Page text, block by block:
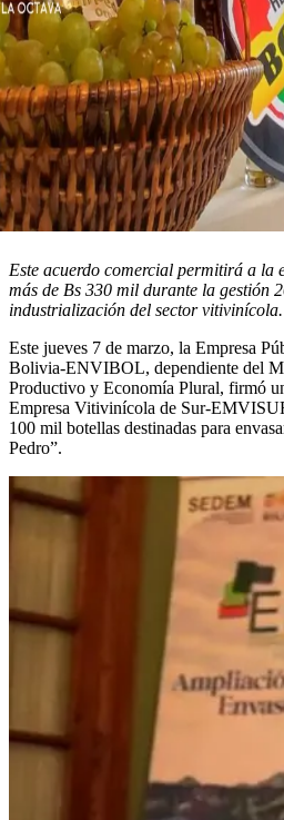
Este acuerdo comercial permitirá a la
más de Bs 330 mil durante la gestión
industrialización del sector vitivinícola.
Este jueves 7 de marzo, la Empresa
Bolivia-ENVIBOL, dependiente del
Productivo y Economía Plural, firmó
Empresa Vitivinícola de Sur-
100 mil botellas destinadas para
Pedro”.